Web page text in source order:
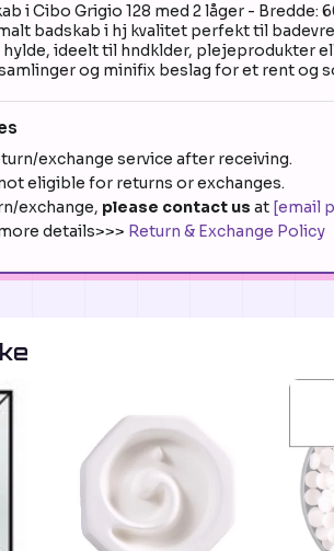
i Cibo Grigio 128 med 2 låger -
badskab i hj kvalitet perfekt til
hylde, ideelt til hndklder, plejeprodukter
og minifix beslag for et rent og
exchange service after receiving.
eligible for returns or exchanges.
exchange, please contact us at [email
details>>> Return & Exchange Policy